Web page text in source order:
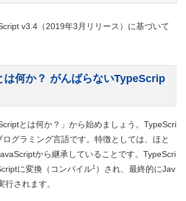
v3.4（2019年3月リリース）に基づいて
何か？ がんばらないTypeScrip
とは何か？」から始めましょう。TypeScri
グラミング言語です。特徴としては、ほと
から継承していることです。TypeScri
に変換 （コンパイル1 ） され、最終的にJav
されます。